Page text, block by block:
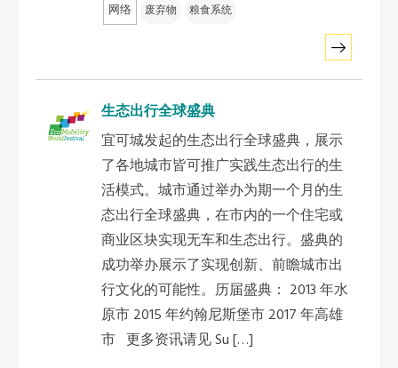
网络 废弃物 粮食系统
生态出行全球盛典
宜可城发起的生态出行全球盛典，展示
了各地城市皆可推广实践生态出行的生
活模式。城市通过举办为期一个月的生
态出行全球盛典，在市内的一个住宅或
商业区块实现无车和生态出行。盛典的
成功举办展示了实现创新、前瞻城市出
行文化的可能性。历届盛典： 2013 年水
原市 2015 年约翰尼斯堡市 2017 年高雄
市 更多资讯请见 Su […]